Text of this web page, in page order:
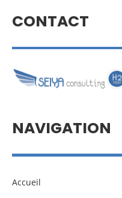
CONTACT
NAVIGATION
Accueil